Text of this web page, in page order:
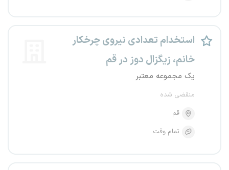
استخدام تعدادی نیروی چرخکار
خانم، زیگزال دوز در قم
یک مجموعه معتبر
منقضی شده
قم
تمام وقت